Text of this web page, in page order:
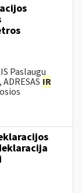
Paslaugų
IR